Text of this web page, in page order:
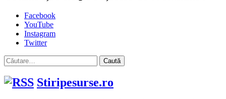
Facebook
YouTube
Instagram
Twitter
Caută
după:
Stiripesurse.ro